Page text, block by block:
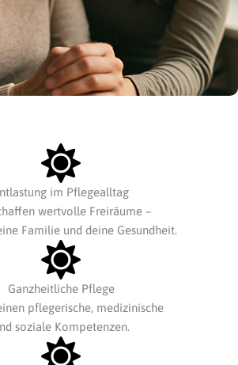
im Pflegealltag
wertvolle Freiräume –
Familie und deine Gesundheit.
Ganzheitliche Pflege
pflegerische, medizinische
soziale Kompetenzen.